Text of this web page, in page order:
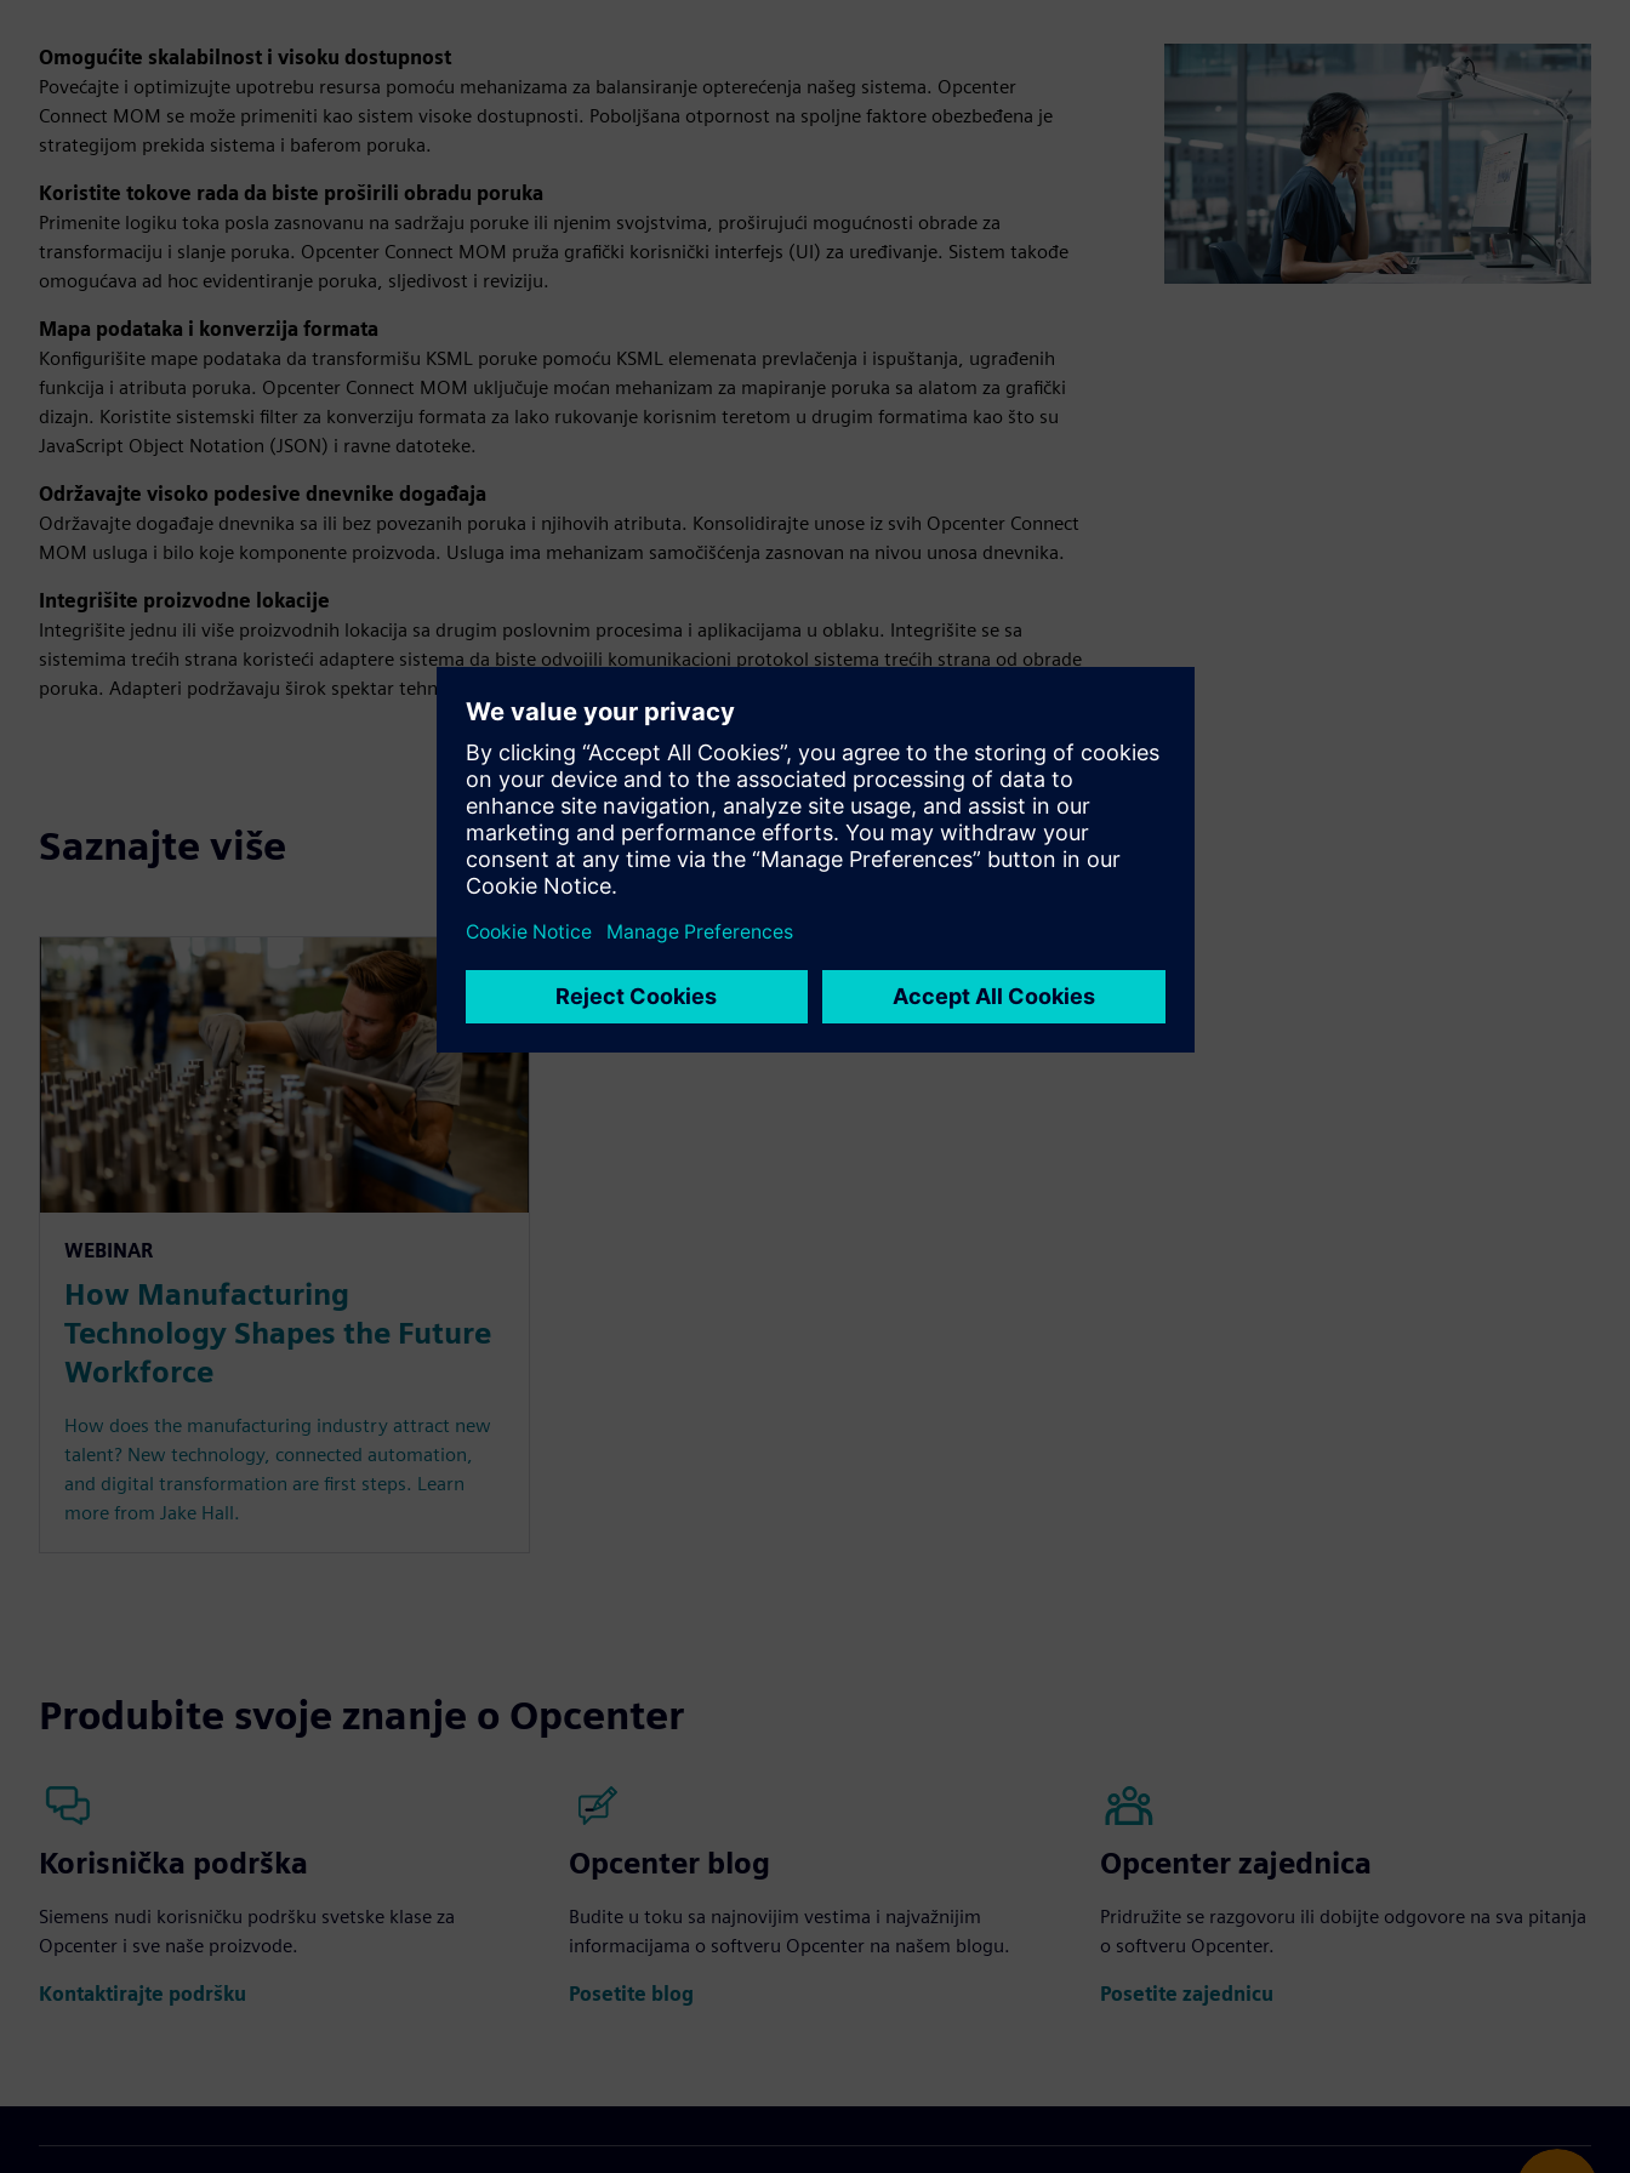
Omogućite skalabilnost i visoku dostupnost
Povećajte i optimizujte upotrebu resursa pomoću mehanizama za balansiranje opterećenja našeg sistema. Opcenter
Connect MOM se može primeniti kao sistem visoke dostupnosti. Poboljšana otpornost na spoljne faktore obezbeđena je
strategijom prekida sistema i baferom poruka.
Koristite tokove rada da biste proširili obradu poruka
Primenite logiku toka posla zasnovanu na sadržaju poruke ili njenim svojstvima, proširujući mogućnosti obrade za
transformaciju i slanje poruka. Opcenter Connect MOM pruža grafički korisnički interfejs (UI) za uređivanje. Sistem takođe
omogućava ad hoc evidentiranje poruka, sljedivost i reviziju.
Mapa podataka i konverzija formata
Konfigurišite mape podataka da transformišu KSML poruke pomoću KSML elemenata prevlačenja i ispuštanja, ugrađenih
funkcija i atributa poruka. Opcenter Connect MOM uključuje moćan mehanizam za mapiranje poruka sa alatom za grafički
dizajn. Koristite sistemski filter za konverziju formata za lako rukovanje korisnim teretom u drugim formatima kao što su
JavaScript Object Notation (JSON) i ravne datoteke.
Održavajte visoko podesive dnevnike događaja
Održavajte događaje dnevnika sa ili bez povezanih poruka i njihovih atributa. Konsolidirajte unose iz svih Opcenter Connect
MOM usluga i bilo koje komponente proizvoda. Usluga ima mehanizam samočišćenja zasnovan na nivou unosa dnevnika.
Integrišite proizvodne lokacije
Integrišite jednu ili više proizvodnih lokacija sa drugim poslovnim procesima i aplikacijama u oblaku. Integrišite se sa
sistemima trećih strana koristeći adaptere sistema da biste odvojili komunikacioni protokol sistema trećih strana od obrade
poruka. Adapteri podržavaju širok spektar tehnologija i povećavaju fleksibilnost i upotrebljivost proizvoda.
Saznajte više
WEBINAR
How Manufacturing
Technology Shapes the Future
Workforce
How does the manufacturing industry attract new
talent? New technology, connected automation,
and digital transformation are first steps. Learn
more from Jake Hall.
Produbite svoje znanje o Opcenter
Korisnička podrška
Siemens nudi korisničku podršku svetske klase za
Opcenter i sve naše proizvode.
Kontaktirajte podršku
Opcenter blog
Budite u toku sa najnovijim vestima i najvažnijim
informacijama o softveru Opcenter na našem blogu.
Posetite blog
Opcenter zajednica
Pridružite se razgovoru ili dobijte odgovore na sva pitanja
o softveru Opcenter.
Posetite zajednicu